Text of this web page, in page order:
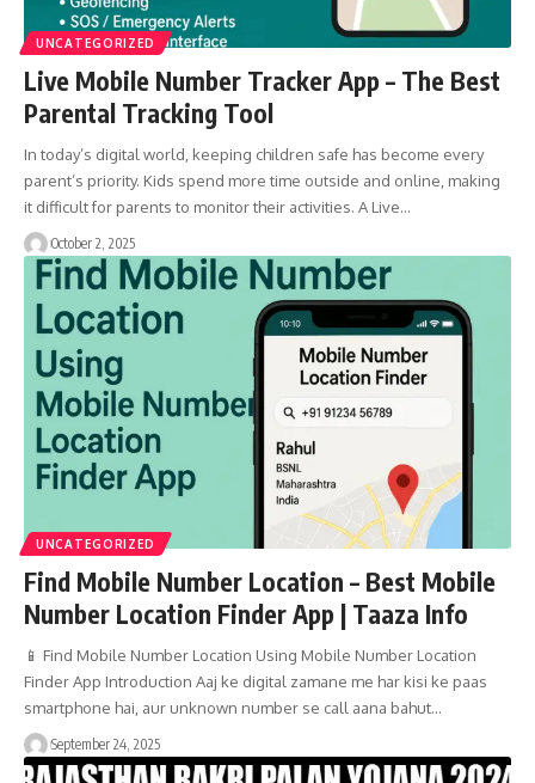
UNCATEGORIZED
Live Mobile Number Tracker App – The Best
Parental Tracking Tool
In today’s digital world, keeping children safe has become every
parent’s priority. Kids spend more time outside and online, making
it difficult for parents to monitor their activities. A Live…
October 2, 2025
UNCATEGORIZED
Find Mobile Number Location – Best Mobile
Number Location Finder App | Taaza Info
📱 Find Mobile Number Location Using Mobile Number Location
Finder App Introduction Aaj ke digital zamane me har kisi ke paas
smartphone hai, aur unknown number se call aana bahut…
September 24, 2025